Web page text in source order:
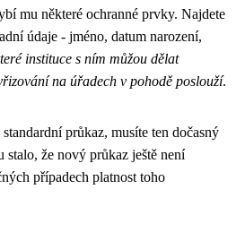
mu některé ochranné prvky. Najdete
údaje - jméno, datum narození,
instituce s ním můžou dělat
na úřadech v pohodě poslouží.
průkaz, musíte ten dočasný
že nový průkaz ještě není
případech platnost toho